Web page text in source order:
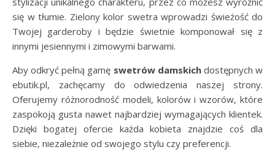
się w tłumie. Zielony kolor swetra wprowadzi świeżość do
Twojej garderoby i będzie świetnie komponował się z
innymi jesiennymi i zimowymi barwami.
Aby odkryć pełną gamę swetrów damskichdostępnych w
ebutik.pl, zachęcamy do odwiedzenia naszej strony.
Oferujemy różnorodność modeli, kolorów i wzorów, które
zaspokoją gusta nawet najbardziej wymagających klientek.
Dzięki bogatej ofercie każda kobieta znajdzie coś dla
siebie, niezależnie od swojego stylu czy preferencji.